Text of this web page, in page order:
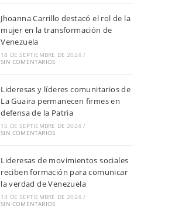
Jhoanna Carrillo destacó el rol de la
mujer en la transformación de
Venezuela
18 DE SEPTIEMBRE DE 2024 /
SIN COMENTARIOS
Lideresas y líderes comunitarios de
La Guaira permanecen firmes en
defensa de la Patria
15 DE SEPTIEMBRE DE 2024 /
SIN COMENTARIOS
Lideresas de movimientos sociales
reciben formación para comunicar
la verdad de Venezuela
13 DE SEPTIEMBRE DE 2024 /
SIN COMENTARIOS